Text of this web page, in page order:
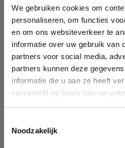
We gebruiken cookies om
personaliseren, om functies
en om ons websiteverkeer te
informatie over uw gebruik van
partners voor social media,
partners kunnen deze
informatie die u aan ze heeft
verzameld op basis van uw
Noodzakelijk
Company
Identification
Please fill in your
You can search a company in our
enterprise ID. When a company is
form. If you don't find your company
service.
See details
Ok